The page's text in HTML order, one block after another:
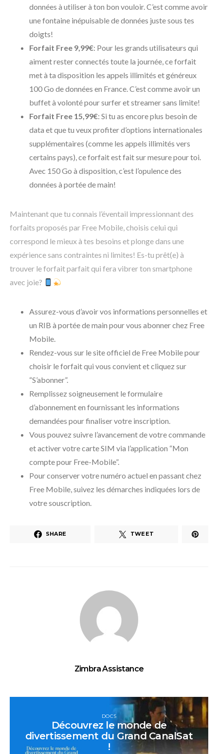
données à utiliser à ton bon vouloir. C’est comme avoir
une fontaine inépuisable de données juste sous tes
doigts!
Forfait Free 9,99€: Pour les grands utilisateurs qui
aiment rester connectés toute la journée, ce forfait
met à ta disposition les appels illimités et généreux
100 Go de données en France. C’est comme avoir un
buffet à volonté pour surfer et streamer sans limite!
Forfait Free 15,99€: Si tu as encore plus besoin de
data et que tu veux profiter d’options internationales
supplémentaires (comme les appels illimités vers
certains pays), ce forfait est fait sur mesure pour toi.
Avec 150 Go à disposition, c’est l’opulence des
données à portée de main!
Maintenant que tu connais l’éventail impressionnant des
forfaits proposés par Free Mobile, choisis celui qui
correspond le mieux à tes besoins et plonge dans une
expérience sans contraintes ni limites! Es-tu prêt(e) à
trouver le forfait parfait qui fera vibrer ton smartphone
avec joie?
Assurez-vous d’avoir vos informations personnelles et
un RIB à portée de main pour vous abonner chez Free
Mobile.
Rendez-vous sur le site officiel de Free Mobile pour
choisir le forfait qui vous convient et cliquez sur
“S’abonner”.
Remplissez soigneusement le formulaire
d’abonnement en fournissant les informations
demandées pour finaliser votre inscription.
Vous pouvez suivre l’avancement de votre commande
et activer votre carte SIM via l’application “Mon
compte pour Free-Mobile”.
Pour conserver votre numéro actuel en passant chez
Free Mobile, suivez les démarches indiquées lors de
votre souscription.
SHARE TWEET
Zimbra Assistance
DOCS
Découvrez le monde de
divertissement du Grand CanalSat
!